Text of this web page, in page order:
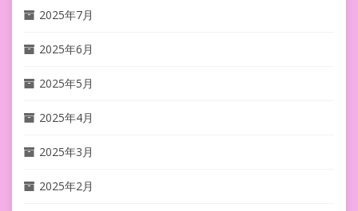
2025年7月
2025年6月
2025年5月
2025年4月
2025年3月
2025年2月